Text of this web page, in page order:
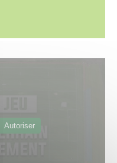
Autoriser